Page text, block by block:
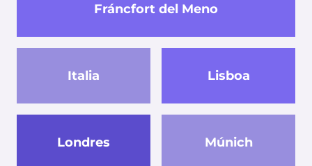
Fráncfort del Meno
Italia Lisboa
Londres Múnich